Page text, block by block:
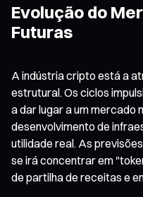
Evolução do
Futuras
A indústria cripto está a
estrutural. Os ciclos
a dar lugar a um mercado
desenvolvimento de
utilidade real. As
se irá concentrar em
de partilha de receitas e